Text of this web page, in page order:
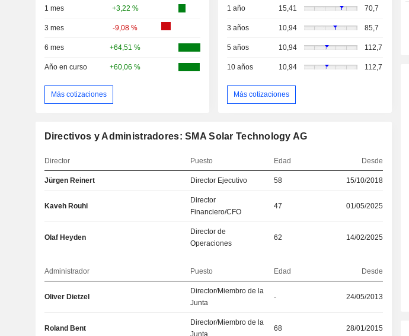
1 mes +3,22 %
3 mes -9,08 %
6 mes +64,51 %
Año en curso +60,06 %
Más cotizaciones
1 año 15,41 70,7
3 años 10,94 85,7
5 años 10,94 112,7
10 años 10,94 112,7
Más cotizaciones
Directivos y Administradores: SMA Solar Technology AG
Director Puesto Edad Desde
Jürgen Reinert Director Ejecutivo 58 15/10/2018
Kaveh Rouhi
Director
Financiero/CFO
47 01/05/2025
Olaf Heyden
Director de
Operaciones
62 14/02/2025
Administrador Puesto Edad Desde
Oliver Dietzel
Director/Miembro de la
Junta
- 24/05/2013
Roland Bent
Director/Miembro de la
Junta
68 28/01/2015